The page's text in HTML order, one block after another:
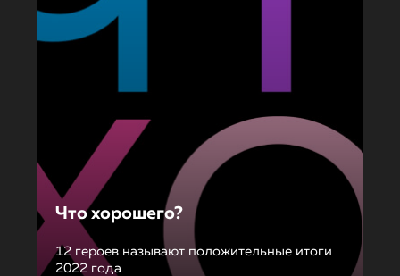
Что хорошего?
12 героев называют положительные итоги
2022 года